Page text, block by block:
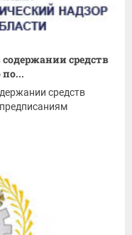
средств
средств